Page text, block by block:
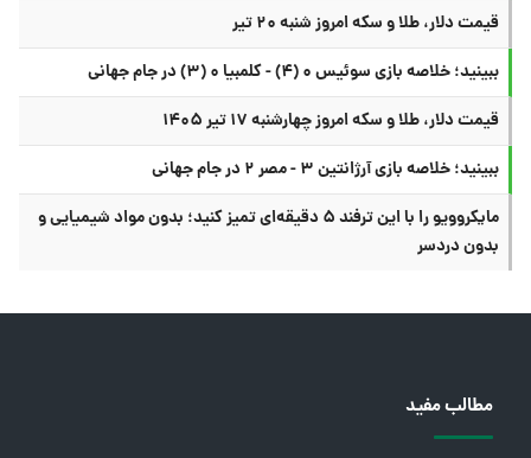
قیمت دلار، طلا و سکه امروز شنبه ۲۰ تیر
ببینید؛ خلاصه بازی سوئیس ۰ (۴) - کلمبیا ۰ (۳) در جام جهانی
قیمت دلار، طلا و سکه امروز چهارشنبه ۱۷ تیر ۱۴۰۵
ببینید؛ خلاصه بازی آرژانتین ۳ - مصر ۲ در جام جهانی
مایکروویو را با این ترفند ۵ دقیقه‌ای تمیز کنید؛ بدون مواد شیمیایی و
بدون دردسر
مطالب مفید